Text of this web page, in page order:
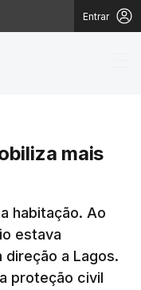
Entrar
mais
habitação. Ao
estava
a Lagos.
proteção civil